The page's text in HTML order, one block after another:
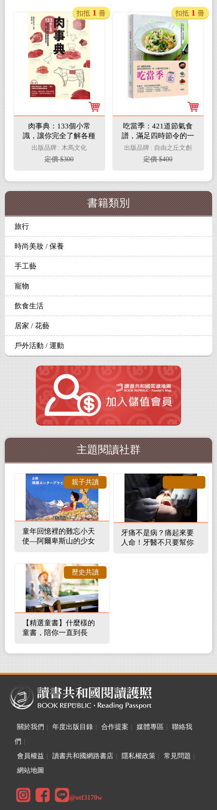
肉事典：133個小常
識，讓你完全了解各種
食用肉的風味、口感、
保存方法和料理方式。
出版品牌 : 木馬文化
定價 $300
扣抵 1 冊
吃當季：421道節氣食
譜，滿足四時節令的一
年12個月每日好食！
出版品牌 : 自由之丘文創
定價 $400
扣抵 1 冊
書籍類別
旅行
時尚美妝 / 保養
手工藝
寵物
飲食生活
居家 / 花藝
戶外活動 / 運動
主題閱讀社群
童年回憶裡的難忘小天
使—阿爾卑斯山的少女
親子共讀
牙痛不是病？痛起來要
人命！牙醫不只要幫你
【精選童書】什麼樣的
童書，陪你一直到長
歷史共讀
關於我們 年度出版目錄 合作提案 媒體專區
聯絡我
們
會員權益
讀書共和國網路書店 隱私權政策 常見問題
網站地圖
@otf3170w